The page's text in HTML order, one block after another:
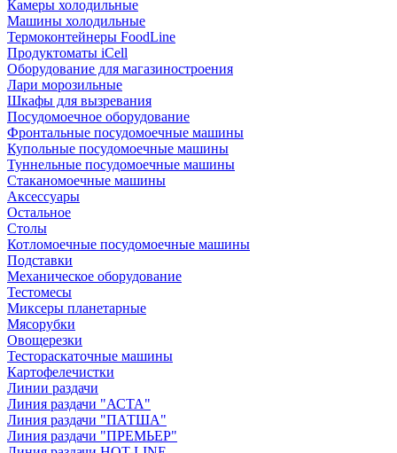
Камеры холодильные
Машины холодильные
Термоконтейнеры FoodLine
Продуктоматы iCell
Оборудование для магазиностроения
Лари морозильные
Шкафы для вызревания
Посудомоечное оборудование
Фронтальные посудомоечные машины
Купольные посудомоечные машины
Туннельные посудомоечные машины
Стаканомоечные машины
Аксессуары
Остальное
Столы
Котломоечные посудомоечные машины
Подставки
Механическое оборудование
Тестомесы
Миксеры планетарные
Мясорубки
Овощерезки
Тестораскаточные машины
Картофелечистки
Линии раздачи
Линия раздачи "АСТА"
Линия раздачи "ПАТША"
Линия раздачи "ПРЕМЬЕР"